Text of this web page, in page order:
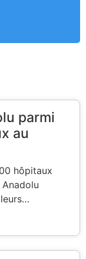
parmi
au
hôpitaux